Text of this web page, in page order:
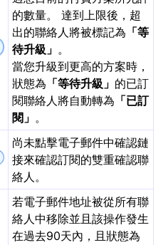
的數量。 達到上限後，超
出的聯絡人將被標記為 「等
待升級」 。
當您升級到更高的方案時，
狀態為 「等待升級」 的已訂
閱聯絡人將自動轉為 「已訂
閱」 。
尚未點擊電子郵件中確認鏈
接來確認訂閱的雙重確認聯
絡人。
若電子郵件地址被從所有聯
絡人中移除並且該操作發生
在過去90天內，且狀態為